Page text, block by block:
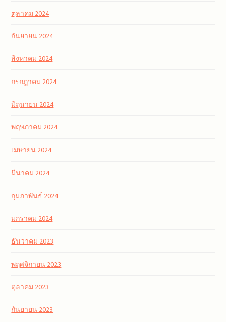
ตุลาคม 2024
กันยายน 2024
สิงหาคม 2024
กรกฎาคม 2024
มิถุนายน 2024
พฤษภาคม 2024
เมษายน 2024
มีนาคม 2024
กุมภาพันธ์ 2024
มกราคม 2024
ธันวาคม 2023
พฤศจิกายน 2023
ตุลาคม 2023
กันยายน 2023